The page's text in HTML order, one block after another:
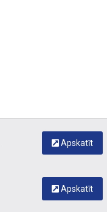
Apskatīt
Apskatīt